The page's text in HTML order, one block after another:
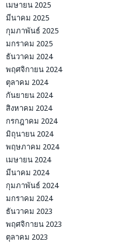
เมษายน 2025
มีนาคม 2025
กุมภาพันธ์ 2025
มกราคม 2025
ธันวาคม 2024
พฤศจิกายน 2024
ตุลาคม 2024
กันยายน 2024
สิงหาคม 2024
กรกฎาคม 2024
มิถุนายน 2024
พฤษภาคม 2024
เมษายน 2024
มีนาคม 2024
กุมภาพันธ์ 2024
มกราคม 2024
ธันวาคม 2023
พฤศจิกายน 2023
ตุลาคม 2023